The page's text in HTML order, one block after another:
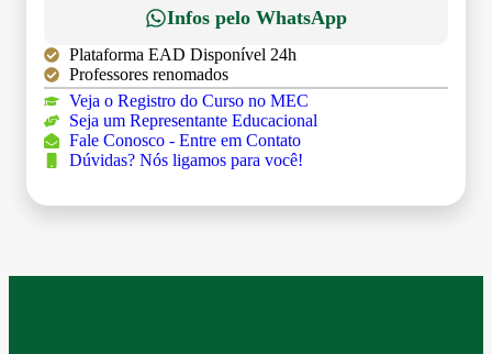
Infos pelo WhatsApp
Plataforma EAD Disponível 24h
Professores renomados
Veja o Registro do Curso no MEC
Seja um Representante Educacional
Fale Conosco - Entre em Contato
Dúvidas? Nós ligamos para você!